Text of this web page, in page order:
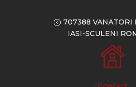
707388 VANATORI
IASI-SCULENI